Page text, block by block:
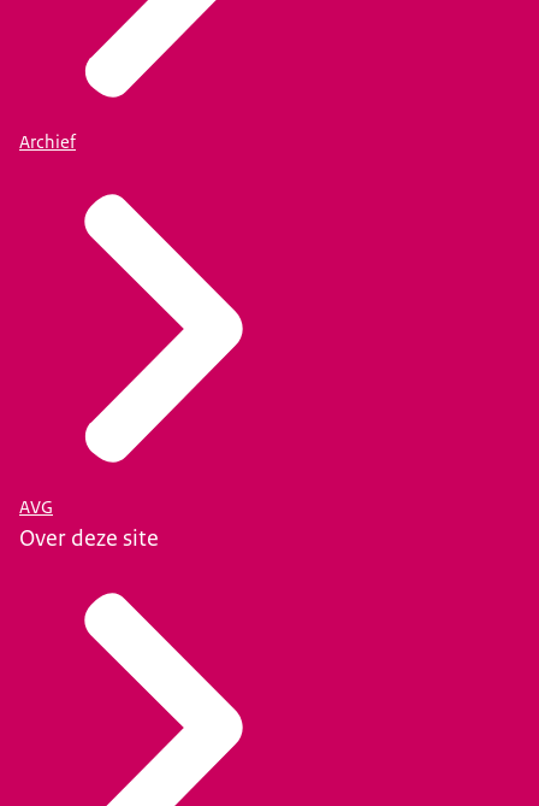
Archief
AVG
Over deze site